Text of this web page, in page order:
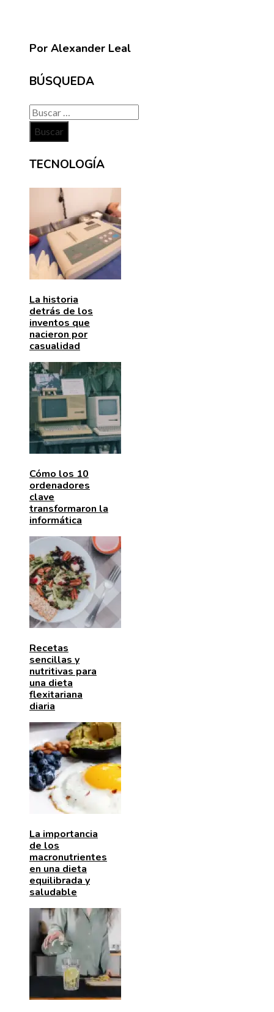
Por Alexander Leal
BÚSQUEDA
Buscar:
TECNOLOGÍA
La historia
detrás de los
inventos que
nacieron por
casualidad
Cómo los 10
ordenadores
clave
transformaron la
informática
Recetas
sencillas y
nutritivas para
una dieta
flexitariana
diaria
La importancia
de los
macronutrientes
en una dieta
equilibrada y
saludable